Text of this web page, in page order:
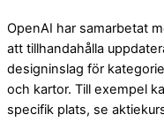
OpenAI har samarbetat
att tillhandahålla
designinslag för
och kartor. Till exempel
specifik plats, se